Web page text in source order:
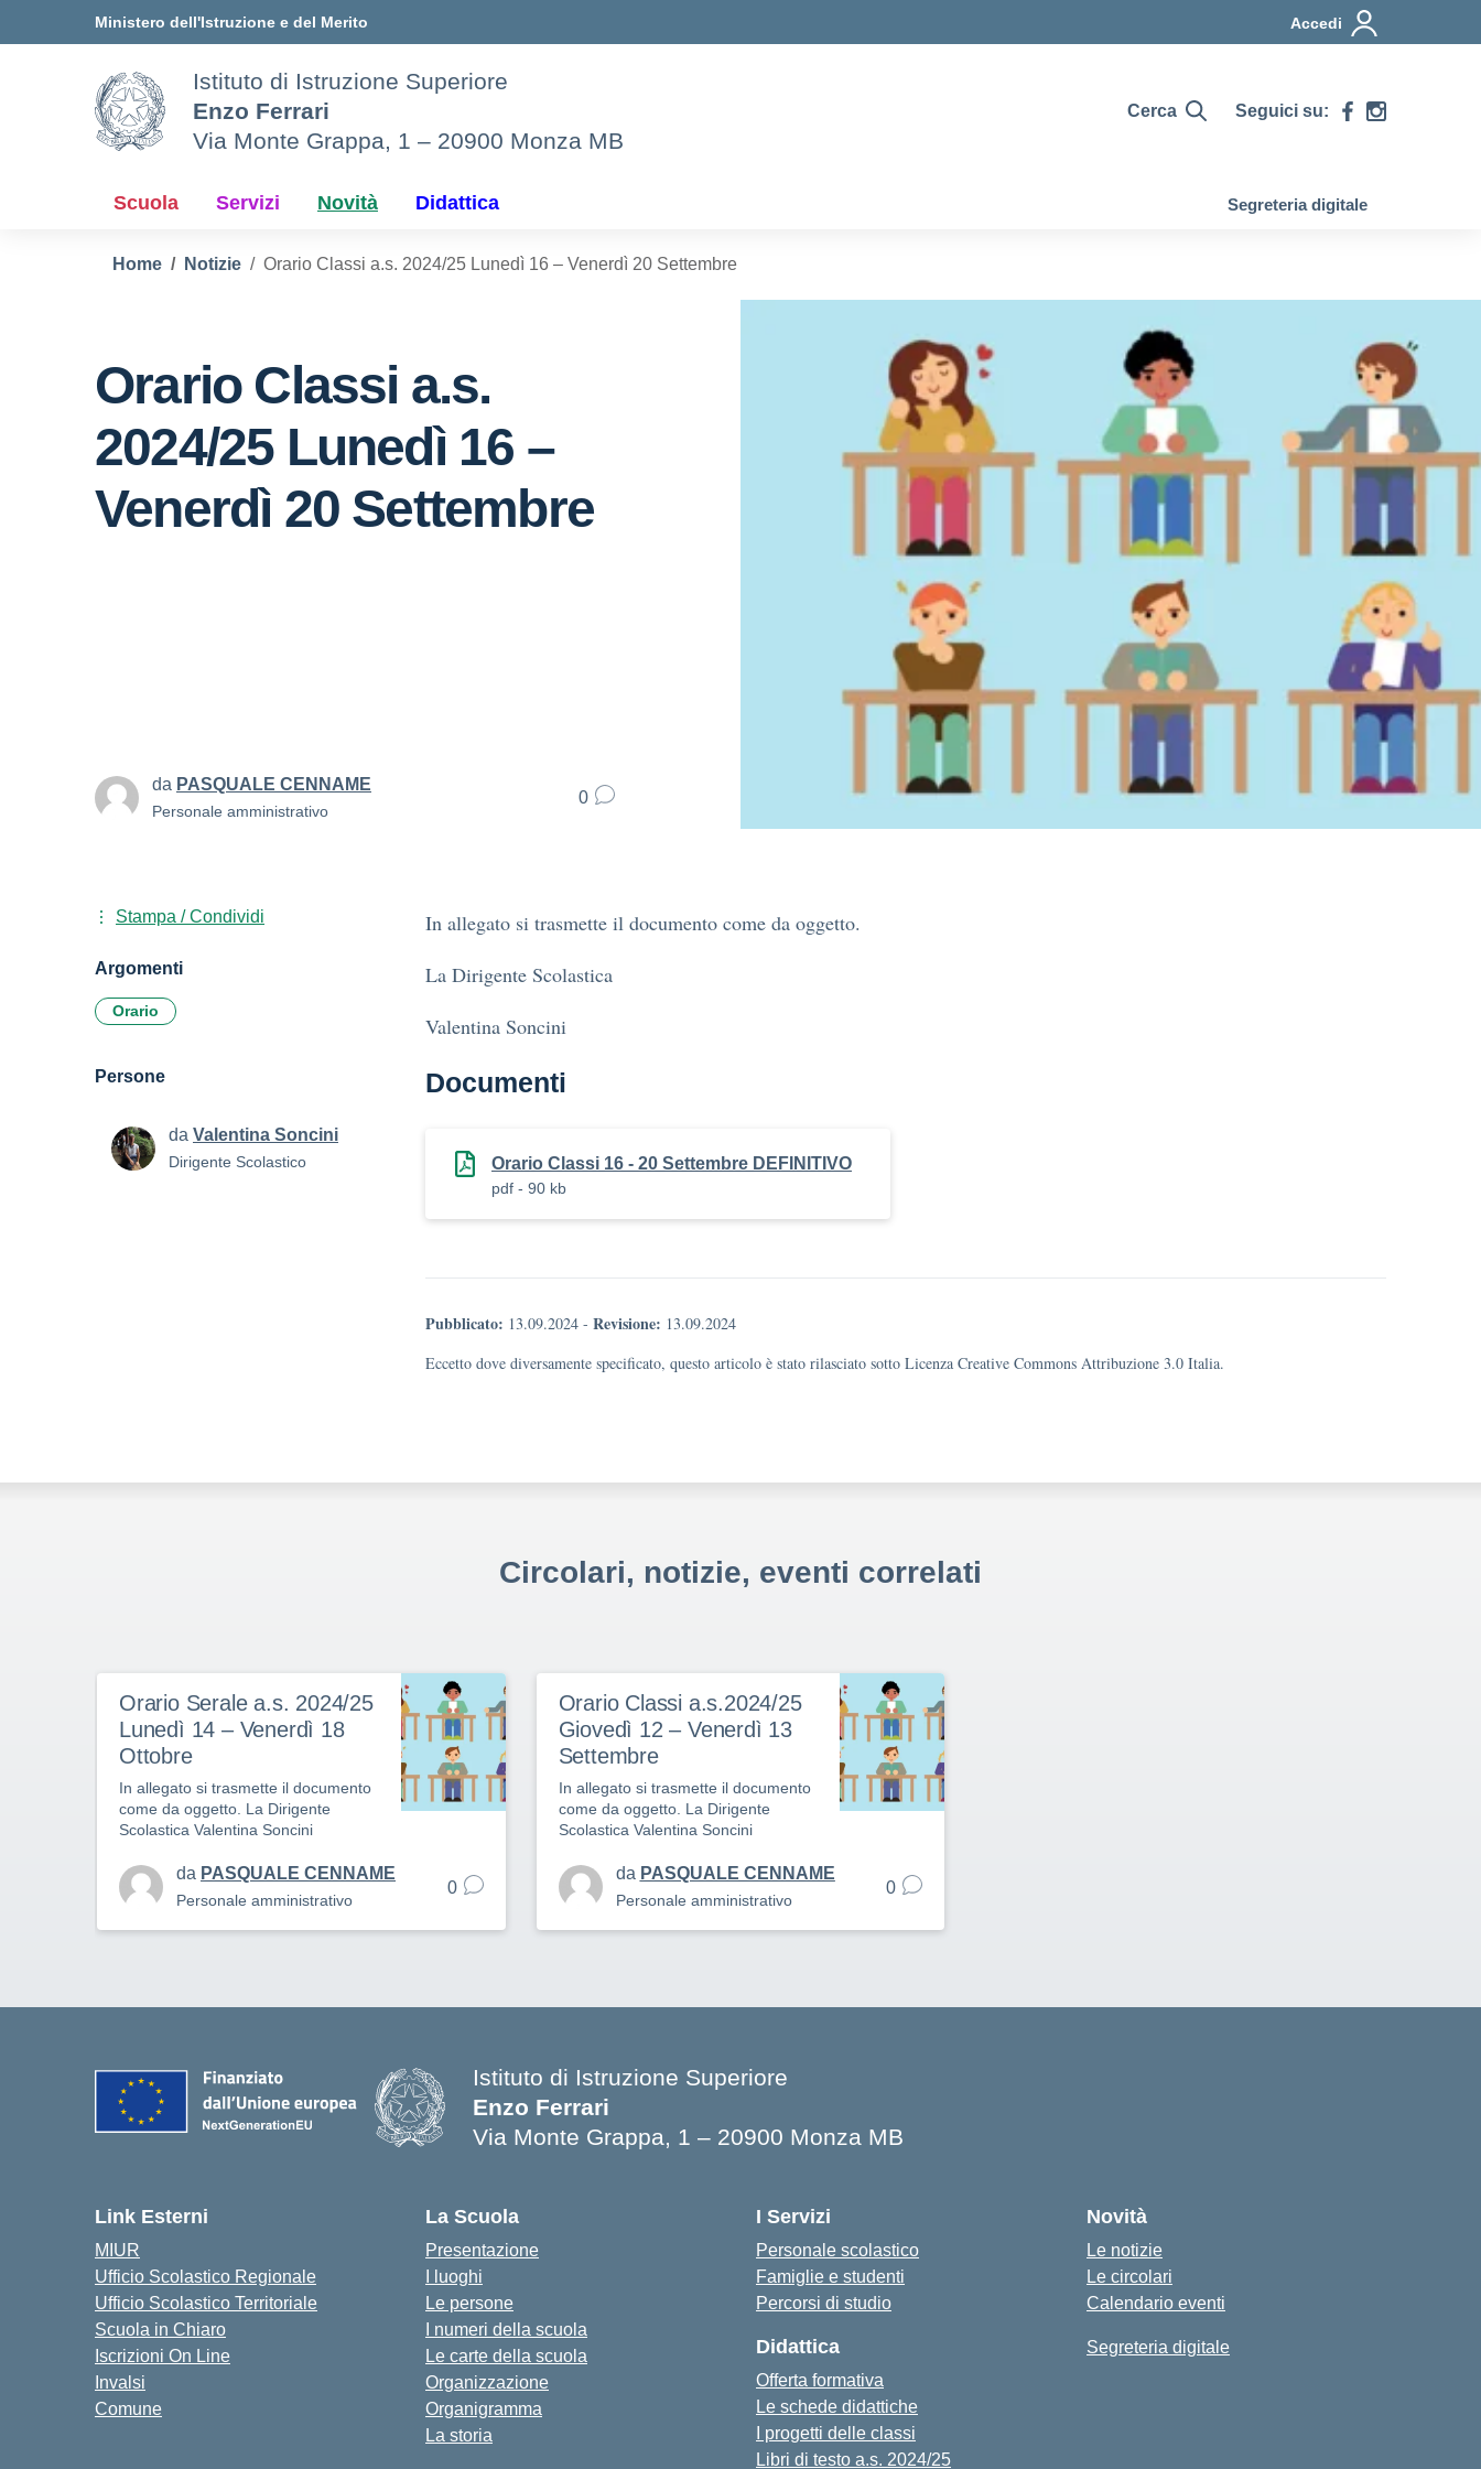
Ministero dell'Istruzione e del Merito Accedi
Istituto di Istruzione Superiore
Enzo Ferrari
Via Monte Grappa, 1 – 20900 Monza MB
Cerca Seguici su:
Scuola Servizi Novità Didattica Segreteria digitale
Home Notizie Orario Classi a.s. 2024/25 Lunedì 16 – Venerdì 20 Settembre
Orario Classi a.s.
2024/25 Lunedì 16 –
Venerdì 20 Settembre
da PASQUALE CENNAME
Personale amministrativo
0
In allegato si trasmette il documento come da oggetto.
La Dirigente Scolastica
Valentina Soncini
Documenti
Orario Classi 16 - 20 Settembre DEFINITIVO
pdf - 90 kb
Pubblicato: 13.09.2024 - Revisione: 13.09.2024
Eccetto dove diversamente specificato, questo articolo è stato rilasciato sotto Licenza Creative Commons Attribuzione 3.0 Italia.
Stampa / Condividi
Argomenti
Orario
Persone
da Valentina Soncini
Dirigente Scolastico
Circolari, notizie, eventi correlati
Orario Serale a.s. 2024/25
Lunedì 14 – Venerdì 18
Ottobre
In allegato si trasmette il documento
come da oggetto. La Dirigente
Scolastica Valentina Soncini
da PASQUALE CENNAME
Personale amministrativo
0
Orario Classi a.s.2024/25
Giovedì 12 – Venerdì 13
Settembre
In allegato si trasmette il documento
come da oggetto. La Dirigente
Scolastica Valentina Soncini
da PASQUALE CENNAME
Personale amministrativo
0
Istituto di Istruzione Superiore
Enzo Ferrari
Via Monte Grappa, 1 – 20900 Monza MB
Link Esterni
MIUR
Ufficio Scolastico Regionale
Ufficio Scolastico Territoriale
Scuola in Chiaro
Iscrizioni On Line
Invalsi
Comune
La Scuola
Presentazione
I luoghi
Le persone
I numeri della scuola
Le carte della scuola
Organizzazione
Organigramma
La storia
I Servizi
Personale scolastico
Famiglie e studenti
Percorsi di studio
Didattica
Offerta formativa
Le schede didattiche
I progetti delle classi
Libri di testo a.s. 2024/25
Novità
Le notizie
Le circolari
Calendario eventi
Segreteria digitale